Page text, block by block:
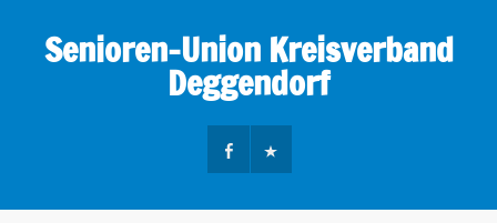
contentSenioren-Union Kreisverband
Deggendorf